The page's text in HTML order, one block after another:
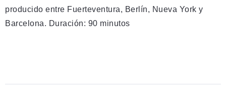
producido entre Fuerteventura, Berlín, Nueva York y
Barcelona. Duración: 90 minutos